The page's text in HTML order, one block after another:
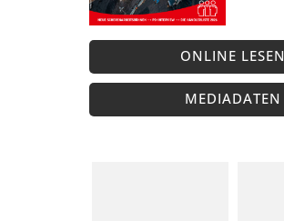
ONLINE LESEN
MEDIADATEN